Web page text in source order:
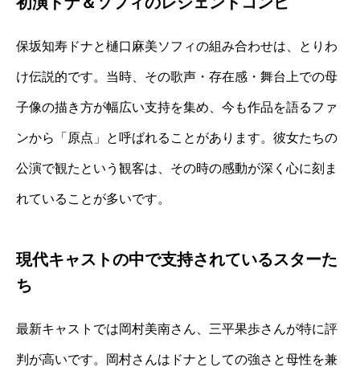
保坂知寿ドナと樋口麻美ソフィの組み合わせは、とりわ
け伝説的です。当時、その歌声・存在感・舞台上での母
子像の描き方が幅広い支持を集め、今も作品を語るファ
ンから「原点」と呼ばれることがあります。彼女たちの
公演で観たという観客は、その時の感動が深く心に刻ま
れていることが多いです。
現代キャストの中で支持されているスターた
ち
最新キャストでは岡村美南さん、三平果歩さんが特に評
判が高いです。岡村さんはドナとしての強さと母性を兼